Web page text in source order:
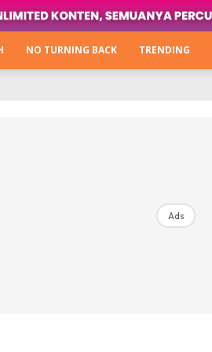
Hijabista
Next Level
NO TURNING BACK TRENDING
Ads